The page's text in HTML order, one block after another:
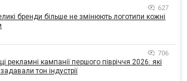
627
бренди більше не змінюють логотипи кожні
706
рекламні кампанії першого півріччя 2026: які
тон індустрії